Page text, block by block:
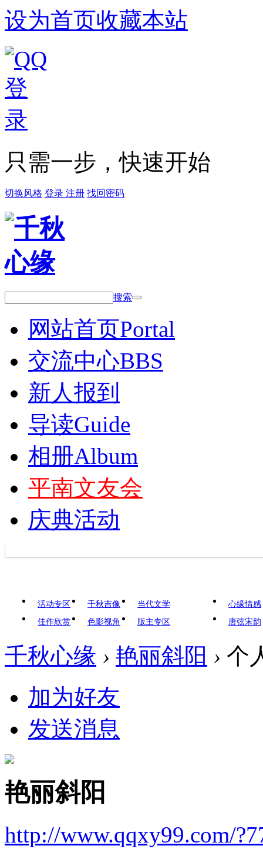
设为首页收藏本站
只需一步，快速开始
切换风格 登录 注册 找回密码
搜索
网站首页Portal
交流中心BBS
新人报到
导读Guide
相册Album
平南文友会
庆典活动
活动专区 千秋吉像
当代文学
佳作欣赏
色影视角 版主专区
心缘情感
唐弦宋韵
千秋心缘 › 艳丽斜阳 › 个
加为好友
发送消息
艳丽斜阳
http://www.qqxy99.com/